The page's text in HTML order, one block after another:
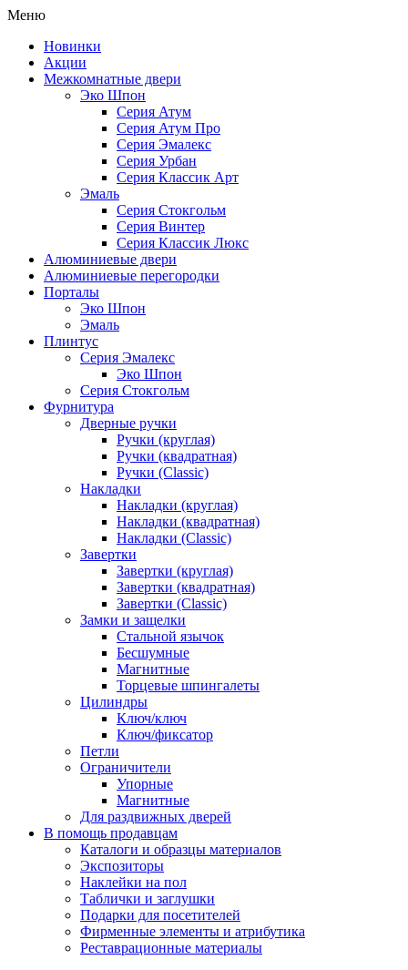
Меню
Новинки
Акции
Межкомнатные двери
Эко Шпон
Серия Атум
Серия Атум Про
Серия Эмалекс
Серия Урбан
Серия Классик Арт
Эмаль
Серия Стокгольм
Серия Винтер
Серия Классик Люкс
Алюминиевые двери
Алюминиевые перегородки
Порталы
Эко Шпон
Эмаль
Плинтус
Серия Эмалекс
Эко Шпон
Серия Стокгольм
Фурнитура
Дверные ручки
Ручки (круглая)
Ручки (квадратная)
Ручки (Classic)
Накладки
Накладки (круглая)
Накладки (квадратная)
Накладки (Classic)
Завертки
Завертки (круглая)
Завертки (квадратная)
Завертки (Classic)
Замки и защелки
Стальной язычок
Бесшумные
Магнитные
Торцевые шпингалеты
Цилиндры
Ключ/ключ
Ключ/фиксатор
Петли
Ограничители
Упорные
Магнитные
Для раздвижных дверей
В помощь продавцам
Каталоги и образцы материалов
Экспозиторы
Наклейки на пол
Таблички и заглушки
Подарки для посетителей
Фирменные элементы и атрибутика
Реставрационные материалы